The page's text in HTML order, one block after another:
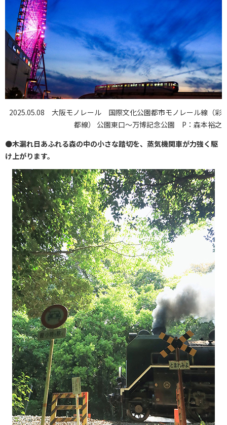
2025.05.08 大阪モノレール 国際文化公園都市モノレール線（彩
都線） 公園東口〜万博記念公園 P：森本裕之
●木漏れ日あふれる森の中の小さな踏切を、蒸気機関車が力強く駆
け上がります。